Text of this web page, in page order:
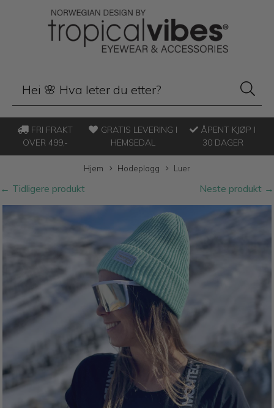
FRI FRAKT
OVER 499,-
GRATIS LEVERING I
HEMSEDAL
ÅPENT KJØP I
30 DAGER
Hjem Hodeplagg Luer
Neste produkt →
← Tidligere produkt